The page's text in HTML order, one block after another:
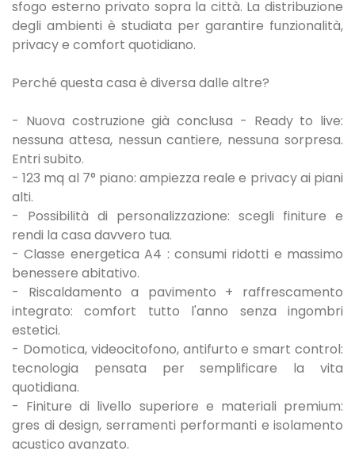
sfogo esterno privato sopra la città. La distribuzione
degli ambienti è studiata per garantire funzionalità,
privacy e comfort quotidiano.
Perché questa casa è diversa dalle altre?
- Nuova costruzione già conclusa - Ready to live:
nessuna attesa, nessun cantiere, nessuna sorpresa.
Entri subito.
- 123 mq al 7° piano: ampiezza reale e privacy ai piani
alti.
- Possibilità di personalizzazione: scegli finiture e
rendi la casa davvero tua.
- Classe energetica A4 : consumi ridotti e massimo
benessere abitativo.
- Riscaldamento a pavimento + raffrescamento
integrato: comfort tutto l'anno senza ingombri
estetici.
- Domotica, videocitofono, antifurto e smart control:
tecnologia pensata per semplificare la vita
quotidiana.
- Finiture di livello superiore e materiali premium:
gres di design, serramenti performanti e isolamento
acustico avanzato.